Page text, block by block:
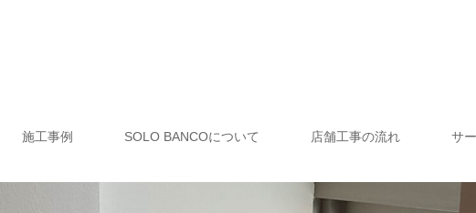
施工事例 SOLO BANCOについて 店舗工事の流れ サ